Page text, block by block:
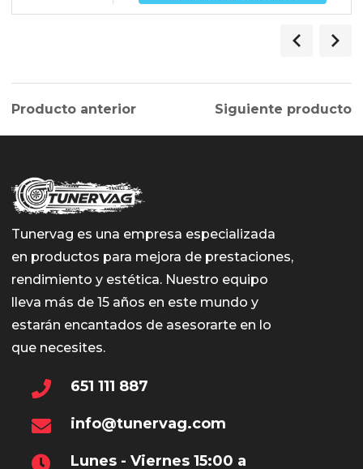
Producto anterior Siguiente producto
Tunervag es una empresa especializada
en productos para mejora de prestaciones,
rendimiento y estética. Nuestro equipo
lleva más de 15 años en este mundo y
estarán encantados de asesorarte en lo
que necesites.
651 111 887
info@tunervag.com
Lunes - Viernes 15:00 a